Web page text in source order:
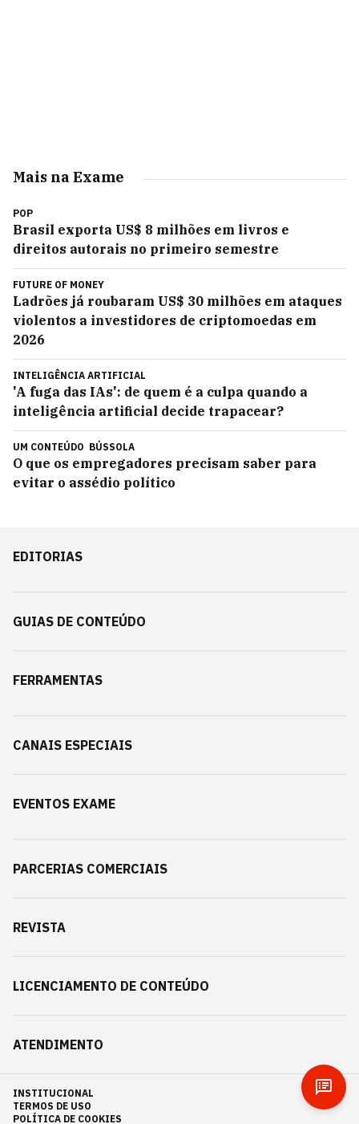
Mais na Exame
POP
Brasil exporta US$ 8 milhões em livros e
direitos autorais no primeiro semestre
FUTURE OF MONEY
Ladrões já roubaram US$ 30 milhões em ataques
violentos a investidores de criptomoedas em
2026
INTELIGÊNCIA ARTIFICIAL
'A fuga das IAs': de quem é a culpa quando a
inteligência artificial decide trapacear?
UM CONTEÚDO BÚSSOLA
O que os empregadores precisam saber para
evitar o assédio político
EDITORIAS
GUIAS DE CONTEÚDO
FERRAMENTAS
CANAIS ESPECIAIS
EVENTOS EXAME
PARCERIAS COMERCIAIS
REVISTA
LICENCIAMENTO DE CONTEÚDO
ATENDIMENTO
INSTITUCIONAL
TERMOS DE USO
POLÍTICA DE COOKIES